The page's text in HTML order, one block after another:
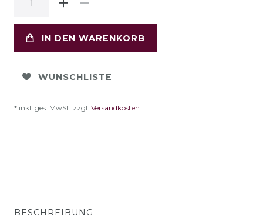
IN DEN WARENKORB
WUNSCHLISTE
* inkl. ges. MwSt. zzgl. Versandkosten
BESCHREIBUNG